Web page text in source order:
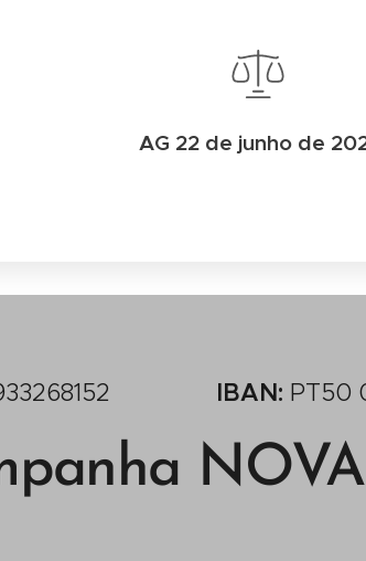
AG 22 de junho de
933268152 IBAN: PT50